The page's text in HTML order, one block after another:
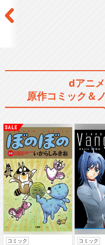
dアニ
原作コミック＆
コミック コミック